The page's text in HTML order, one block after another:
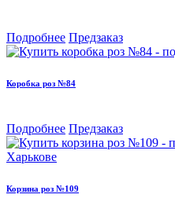
Подробнее Предзаказ
Коробка роз №84
Подробнее Предзаказ
Корзина роз №109